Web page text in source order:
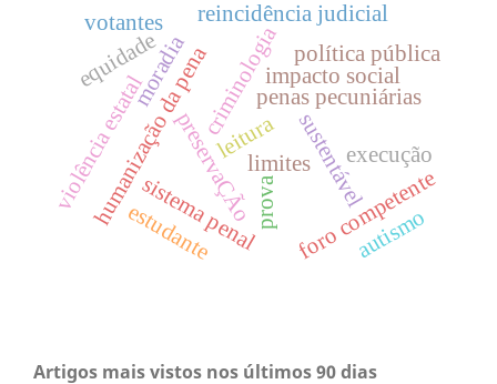
penas pecuniárias
preservaÇÃo
criminologia
sustentável
leitura
humanização da pena
moradia
execução
foro competente
sistema penal
impacto social
equidade
reincidência judicial
limites
prova
estudante
política pública
violência estatal
autismo
votantes
Artigos mais vistos nos últimos 90 dias